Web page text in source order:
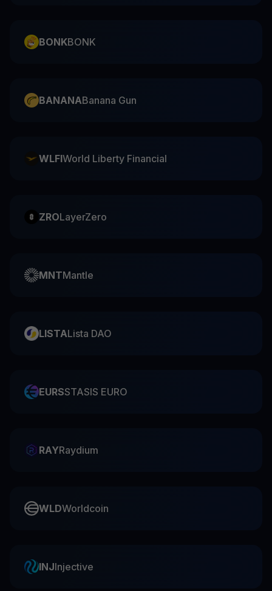
BONKBONK
BANANABanana Gun
WLFIWorld Liberty Financial
ZROLayerZero
MNTMantle
LISTALista DAO
EURSSTASIS EURO
RAYRaydium
WLDWorldcoin
INJInjective